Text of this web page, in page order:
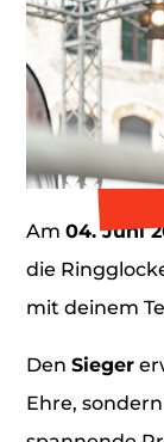
Am04. Juni
die
mit deinem
DenSieger
Ehre,